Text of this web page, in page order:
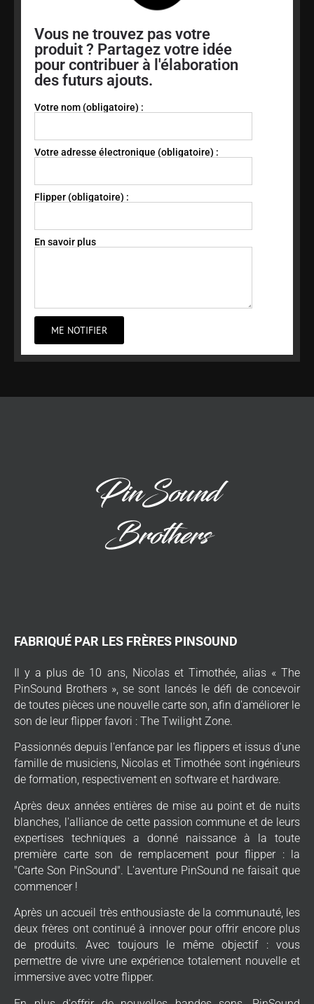
Vous ne trouvez pas votre
produit ? Partagez votre idée
pour contribuer à l'élaboration
des futurs ajouts.
Votre nom (obligatoire) :
Votre adresse électronique (obligatoire) :
Flipper (obligatoire) :
En savoir plus
ME NOTIFIER
FABRIQUÉ PAR LES FRÈRES PINSOUND
Il y a plus de 10 ans, Nicolas et Timothée, alias « The
PinSound Brothers », se sont lancés le défi de concevoir
de toutes pièces une nouvelle carte son, afin d'améliorer le
son de leur flipper favori : The Twilight Zone.
Passionnés depuis l'enfance par les flippers et issus d'une
famille de musiciens, Nicolas et Timothée sont ingénieurs
de formation, respectivement en software et hardware.
Après deux années entières de mise au point et de nuits
blanches, l'alliance de cette passion commune et de leurs
expertises techniques a donné naissance à la toute
première carte son de remplacement pour flipper : la
"Carte Son PinSound". L'aventure PinSound ne faisait que
commencer !
Après un accueil très enthousiaste de la communauté, les
deux frères ont continué à innover pour offrir encore plus
de produits. Avec toujours le même objectif : vous
permettre de vivre une expérience totalement nouvelle et
immersive avec votre flipper.